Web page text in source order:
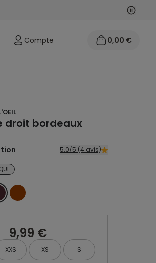
Compte 0,00 €
droit bordeaux
5.0/5 (4 avis)
MARRON
9,99 €
XXS XS S